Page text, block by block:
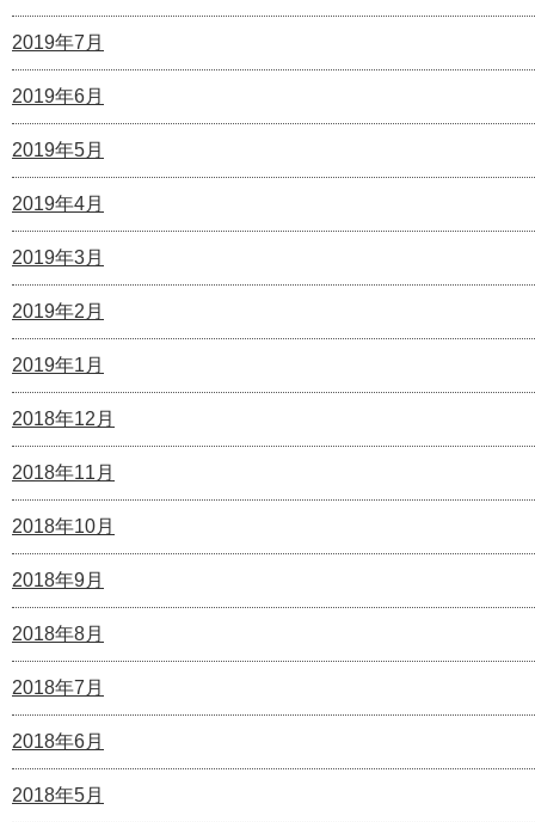
2019年7月
2019年6月
2019年5月
2019年4月
2019年3月
2019年2月
2019年1月
2018年12月
2018年11月
2018年10月
2018年9月
2018年8月
2018年7月
2018年6月
2018年5月